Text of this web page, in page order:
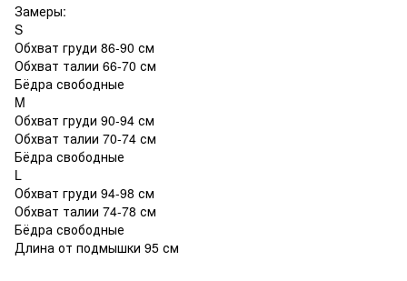
Замеры:
S
Обхват груди 86-90 см
Обхват талии 66-70 см
Бёдра свободные
M
Обхват груди 90-94 см
Обхват талии 70-74 см
Бёдра свободные
L
Обхват груди 94-98 см
Обхват талии 74-78 см
Бёдра свободные
Длина от подмышки 95 см